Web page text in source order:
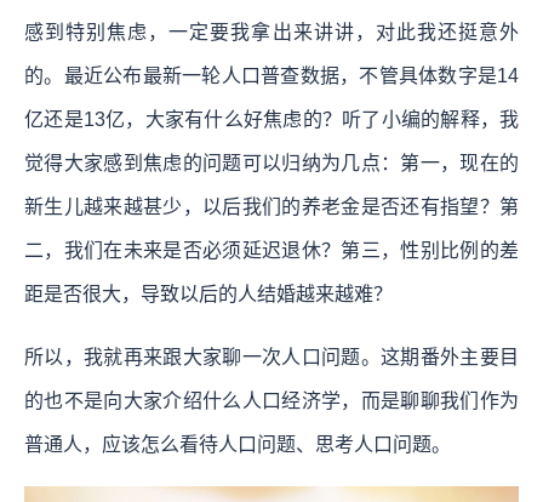
感到特别焦虑，一定要我拿出来讲讲，对此我还挺意外
的。最近公布最新一轮人口普查数据，不管具体数字是14
亿还是13亿，大家有什么好焦虑的？听了小编的解释，我
觉得大家感到焦虑的问题可以归纳为几点：第一，现在的
新生儿越来越甚少，以后我们的养老金是否还有指望？第
二，我们在未来是否必须延迟退休？第三，性别比例的差
距是否很大，导致以后的人结婚越来越难？
所以，我就再来跟大家聊一次人口问题。这期番外主要目
的也不是向大家介绍什么人口经济学，而是聊聊我们作为
普通人，应该怎么看待人口问题、思考人口问题。